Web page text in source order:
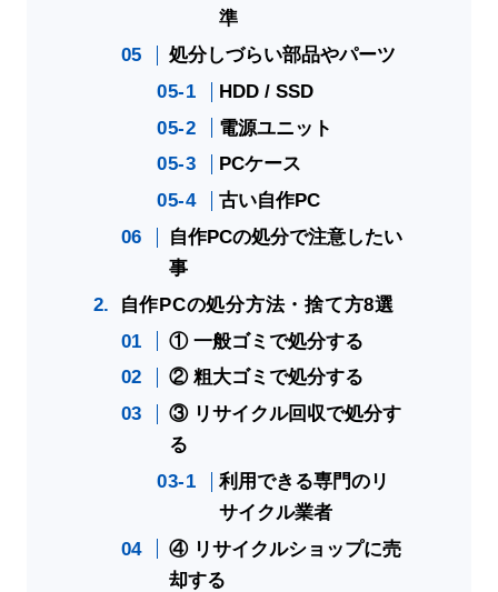
準
処分しづらい部品やパーツ
HDD / SSD
電源ユニット
PCケース
古い自作PC
自作PCの処分で注意したい
事
自作PCの処分方法・捨て方8選
① 一般ゴミで処分する
② 粗大ゴミで処分する
③ リサイクル回収で処分す
る
利用できる専門のリ
サイクル業者
④ リサイクルショップに売
却する